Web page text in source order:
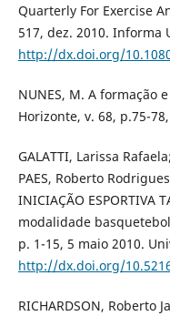
Quarterly For Exercise
517, dez. 2010. Informa
http://dx.doi.org/
NUNES, M. A formação
Horizonte, v. 68, p.75-
GALATTI, Larissa
PAES, Roberto
INICIAÇÃO ESPORTIVA
modalidade
p. 1-15, 5 maio 2010.
http://dx.doi.org/
RICHARDSON, Roberto